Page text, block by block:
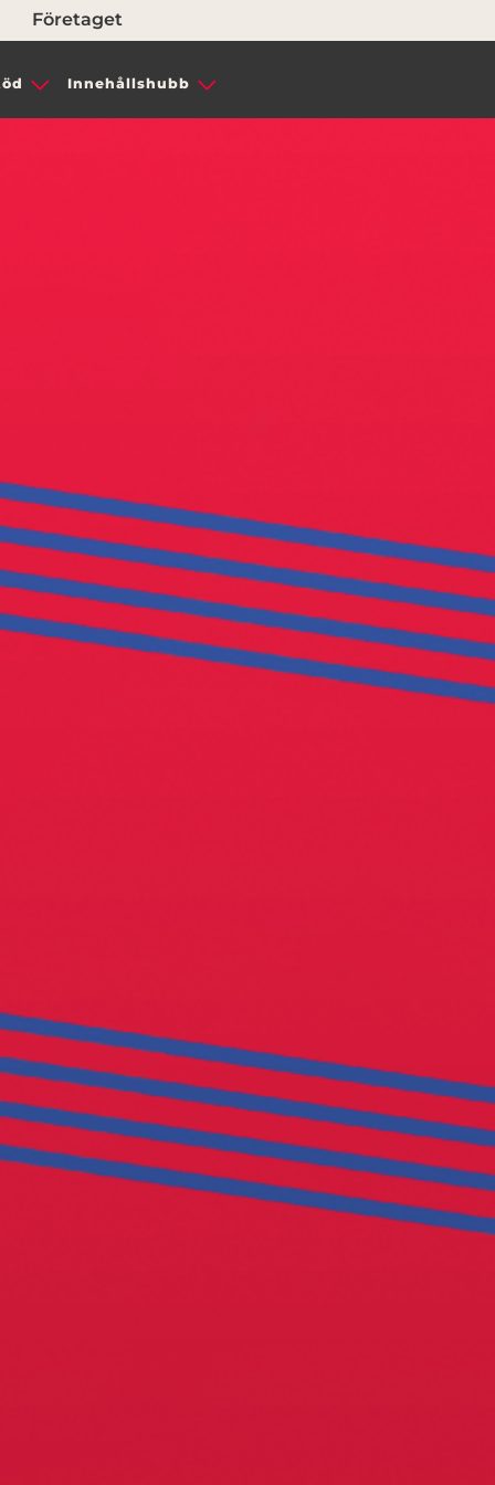
Företaget
Innehållshubb